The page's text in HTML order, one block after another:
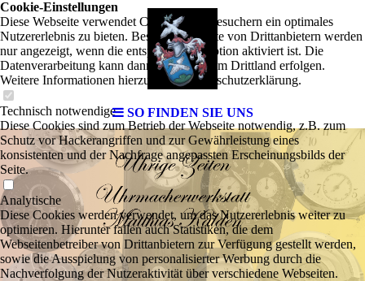
SO FINDEN SIE UNS
Cookie-Einstellungen
Diese Webseite verwendet Cookies, um Besuchern ein optimales
Nutzererlebnis zu bieten. Bestimmte Inhalte von Drittanbietern werden
nur angezeigt, wenn die entsprechende Option aktiviert ist. Die
Datenverarbeitung kann dann auch in einem Drittland erfolgen.
Weitere Informationen hierzu in der Datenschutzerklärung.
Technisch notwendige
Diese Cookies sind zum Betrieb der Webseite notwendig, z.B. zum
Schutz vor Hackerangriffen und zur Gewährleistung eines
konsistenten und der Nachfrage angepassten Erscheinungsbilds der
Seite.
Analytische
Diese Cookies werden verwendet, um das Nutzererlebnis weiter zu
optimieren. Hierunter fallen auch Statistiken, die dem
Webseitenbetreiber von Drittanbietern zur Verfügung gestellt werden,
sowie die Ausspielung von personalisierter Werbung durch die
Nachverfolgung der Nutzeraktivität über verschiedene Webseiten.